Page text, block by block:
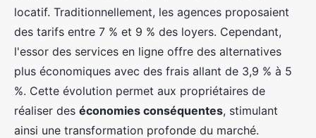
locatif. Traditionnellement, les agences proposaient
des tarifs entre 7 % et 9 % des loyers. Cependant,
l'essor des services en ligne offre des alternatives
plus économiques avec des frais allant de 3,9 % à 5
%. Cette évolution permet aux propriétaires de
réaliser des économies conséquentes, stimulant
ainsi une transformation profonde du marché.